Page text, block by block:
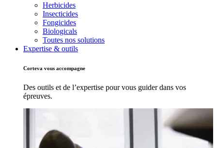
Herbicides
Insecticides
Fongicides
Biologicals
Toutes nos solutions
Expertise & outils
Corteva vous accompagne
Des outils et de l’expertise pour vous guider dans vos
épreuves.